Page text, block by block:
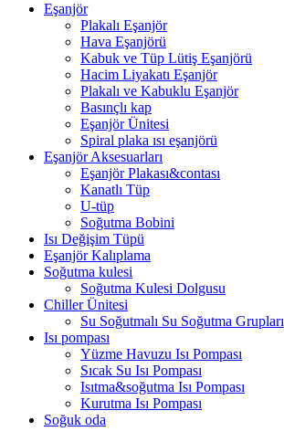
Eşanjör
Plakalı Eşanjör
Hava Eşanjörü
Kabuk ve Tüp Lütiş Eşanjörü
Hacim Liyakatı Eşanjör
Plakalı ve Kabuklu Eşanjör
Basınçlı kap
Eşanjör Ünitesi
Spiral plaka ısı eşanjörü
Eşanjör Aksesuarları
Eşanjör Plakası&contası
Kanatlı Tüp
U-tüp
Soğutma Bobini
Isı Değişim Tüpü
Eşanjör Kalıplama
Soğutma kulesi
Soğutma Kulesi Dolgusu
Chiller Ünitesi
Su Soğutmalı Su Soğutma Grupları
Isı pompası
Yüzme Havuzu Isı Pompası
Sıcak Su Isı Pompası
Isıtma&soğutma Isı Pompası
Kurutma Isı Pompası
Soğuk oda